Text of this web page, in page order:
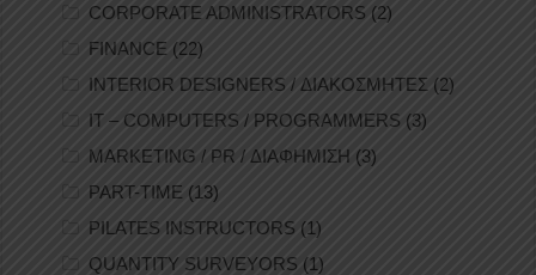
CORPORATE ADMINISTRATORS (2)
FINANCE (22)
INTERIOR DESIGNERS / ΔΙΑΚΟΣΜΗΤΕΣ (2)
IT – COMPUTERS / PROGRAMMERS (3)
MARKETING / PR / ΔΙΑΦΗΜΙΣΗ (3)
PART-TIME (13)
PILATES INSTRUCTORS (1)
QUANTITY SURVEYORS (1)